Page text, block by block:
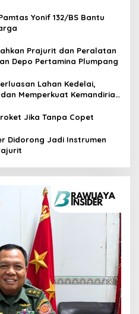
Yonif 132/BS Bantu
Prajurit dan Peralatan
Depo Pertamina Plumpang
Lahan Kedelai,
Memperkuat Kemandirian
Jika Tanpa Copet
Didorong Jadi Instrumen